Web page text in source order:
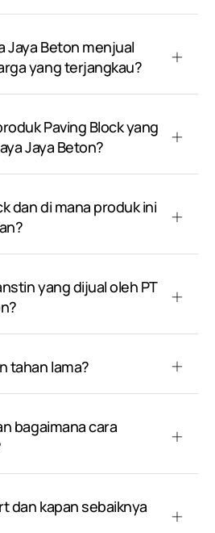
Jaya Beton menjual
yang terjangkau?
Paving Block yang
Jaya Beton?
dan di mana produk ini
yang dijual oleh PT
tahan lama?
bagaimana cara
dan kapan sebaiknya